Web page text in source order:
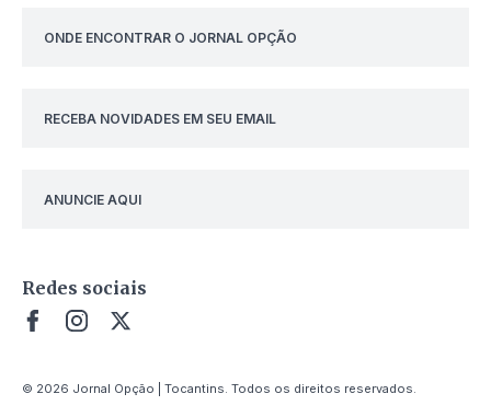
ONDE ENCONTRAR O JORNAL OPÇÃO
RECEBA NOVIDADES EM SEU EMAIL
ANUNCIE AQUI
Redes sociais
© 2026 Jornal Opção | Tocantins. Todos os direitos reservados.